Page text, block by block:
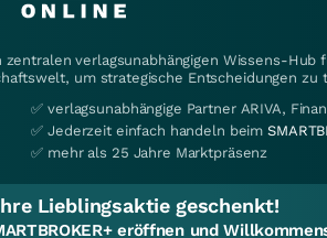
verlagsunabhängigen Wissens-
um strategische Entscheidungen zu
✅ verlagsunabhängige Partner ARIVA,
✅ Jederzeit einfach handeln beim
✅ mehr als 25 Jahre Marktpräsenz
Lieblingsaktie geschenkt!
eröffnen und